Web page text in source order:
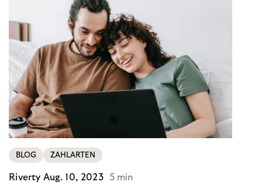
BLOG ZAHLARTEN
Riverty Aug. 10, 2023 5 min